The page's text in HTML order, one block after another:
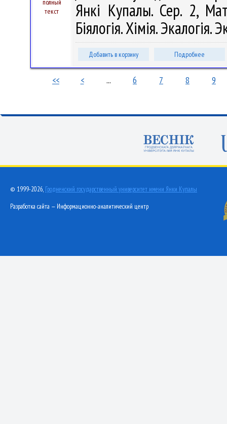
полный
текст
Янкі Купалы. Сер. 2,
Біялогія. Хімія.
Добавить в корзину Подробнее
<< < ... 6 7 8 9
© 1999-2026, Гродненский государственный университет имени Янки Купалы
Разработка сайта — Информационно-аналитический центр